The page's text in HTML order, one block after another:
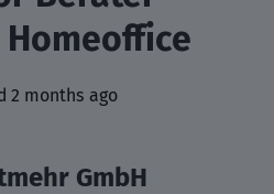
2 months ago
GmbH